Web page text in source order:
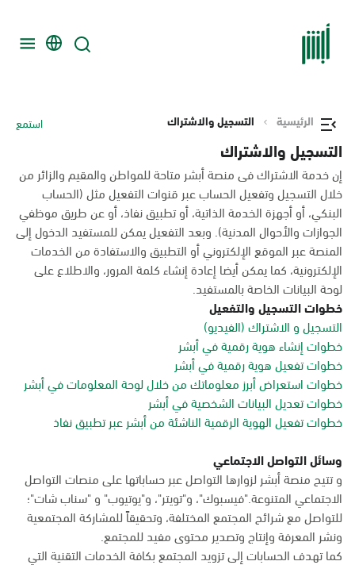
الرئيسية التسجيل والاشتراك استمع
التسجيل والاشتراك
إن خدمة الاشتراك فى منصة أبشر متاحة للمواطن والمقيم والزائر من
خلال التسجيل وتفعيل الحساب عبر قنوات التفعيل مثل (الحساب
البنكي، أو أجهزة الخدمة الذاتية، أو تطبيق نفاذ، أو عن طريق موظفي
الجوازات والأحوال المدنية). وبعد التفعيل يمكن للمستفيد الدخول إلى
المنصة عبر الموقع الإلكتروني أو التطبيق والاستفادة من الخدمات
الإلكترونية، كما يمكن أيضا إعادة إنشاء كلمة المرور، والاطلاع على
لوحة البيانات الخاصة بالمستفيد.
خطوات التسجيل والتفعيل
التسجيل و الاشتراك (الفيديو)
خطوات إنشاء هوية رقمية في أبشر
خطوات تفعيل هوية رقمية في أبشر
خطوات استعراض أبرز معلوماتك من خلال لوحة المعلومات في أبشر
خطوات تعديل البيانات الشخصية في أبشر
خطوات تفعيل الهوية الرقمية الناشئة من أبشر عبر تطبيق نفاذ
وسائل التواصل الاجتماعي
و تتيح منصة أبشر لزوارها التواصل عبر حساباتها على منصات التواصل
الاجتماعي المتنوعة."فيسبوك"، و"تويتر"، و"يوتيوب" و "سناب شات"؛
للتواصل مع شرائح المجتمع المختلفة، وتحقيقاً للمشاركة المجتمعية
ونشر المعرفة وإنتاج وتصدير محتوى مفيد للمجتمع.
كما تهدف الحسابات إلى تزويد المجتمع بكافة الخدمات التقنية التي